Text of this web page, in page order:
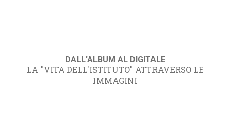
DALL'ALBUM AL DIGITALE
LA "VITA DELL'ISTITUTO" ATTRAVERSO LE
IMMAGINI